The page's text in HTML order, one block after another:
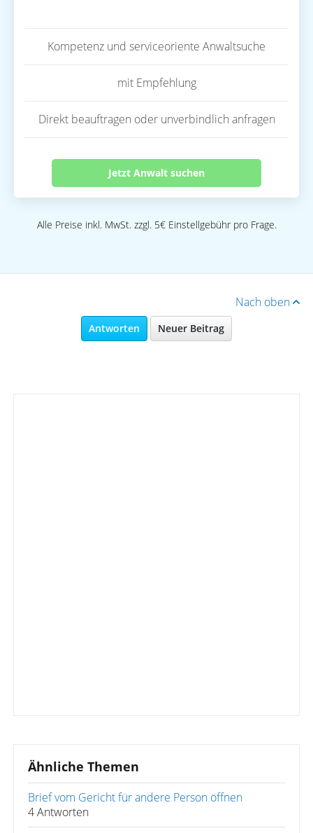
Kompetenz und serviceoriente Anwaltsuche
mit Empfehlung
Direkt beauftragen oder unverbindlich anfragen
Jetzt Anwalt suchen
Alle Preise inkl. MwSt. zzgl. 5€ Einstellgebühr pro Frage.
Nach oben
Antworten Neuer Beitrag
Ähnliche Themen
Brief vom Gericht für andere Person öffnen
4 Antworten